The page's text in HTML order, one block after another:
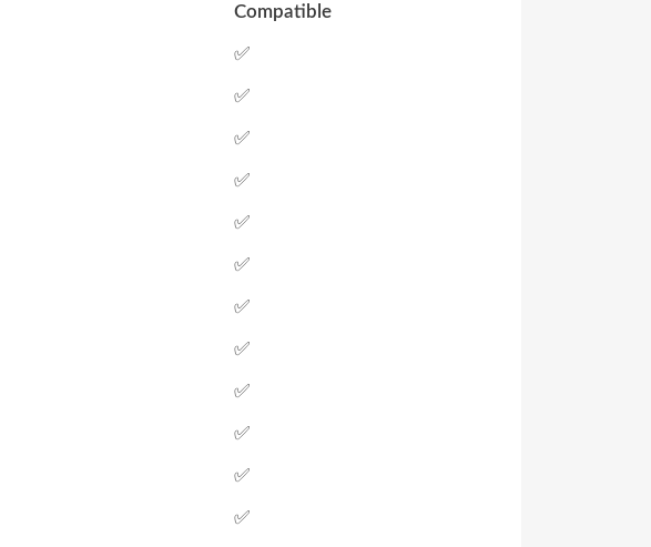
Compatible
✅
✅
✅
✅
✅
✅
✅
✅
✅
✅
✅
✅